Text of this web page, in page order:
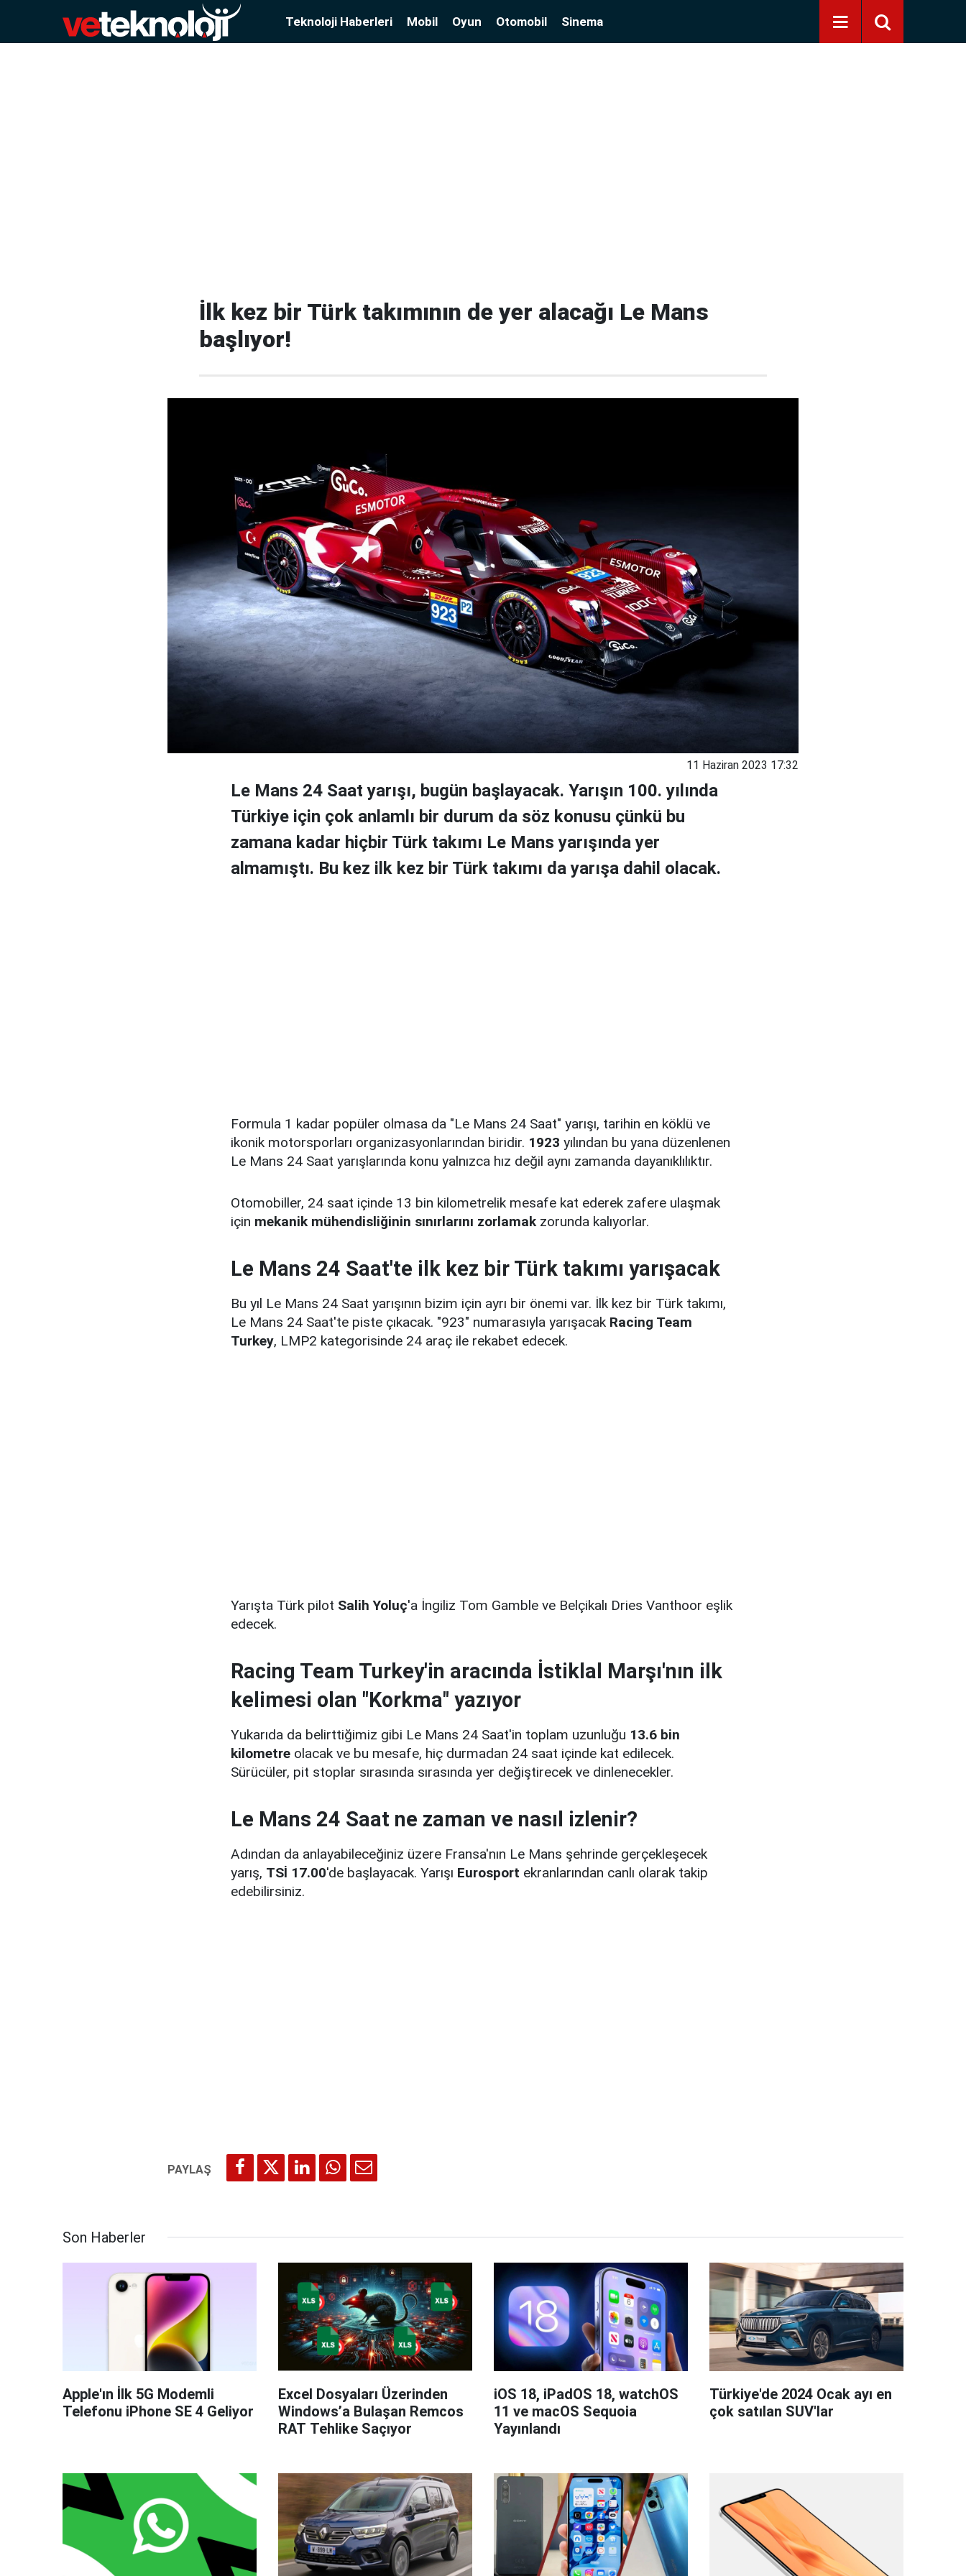
Teknoloji Haberleri Mobil Oyun Otomobil Sinema
İlk kez bir Türk takımının de yer alacağı Le Mans
başlıyor!
11 Haziran 2023 17:32
Le Mans 24 Saat yarışı, bugün başlayacak. Yarışın 100. yılında
Türkiye için çok anlamlı bir durum da söz konusu çünkü bu
zamana kadar hiçbir Türk takımı Le Mans yarışında yer
almamıştı. Bu kez ilk kez bir Türk takımı da yarışa dahil olacak.
Formula 1 kadar popüler olmasa da "Le Mans 24 Saat" yarışı, tarihin en köklü ve
ikonik motorsporları organizasyonlarından biridir. 1923 yılından bu yana düzenlenen
Le Mans 24 Saat yarışlarında konu yalnızca hız değil aynı zamanda dayanıklılıktır.
Otomobiller, 24 saat içinde 13 bin kilometrelik mesafe kat ederek zafere ulaşmak
için mekanik mühendisliğinin sınırlarını zorlamak zorunda kalıyorlar.
Le Mans 24 Saat'te ilk kez bir Türk takımı yarışacak
Bu yıl Le Mans 24 Saat yarışının bizim için ayrı bir önemi var. İlk kez bir Türk takımı,
Le Mans 24 Saat'te piste çıkacak. "923" numarasıyla yarışacak Racing Team
Turkey, LMP2 kategorisinde 24 araç ile rekabet edecek.
Yarışta Türk pilot Salih Yoluç'a İngiliz Tom Gamble ve Belçikalı Dries Vanthoor eşlik
edecek.
Racing Team Turkey'in aracında İstiklal Marşı'nın ilk
kelimesi olan "Korkma" yazıyor
Yukarıda da belirttiğimiz gibi Le Mans 24 Saat'in toplam uzunluğu 13.6 bin
kilometre olacak ve bu mesafe, hiç durmadan 24 saat içinde kat edilecek.
Sürücüler, pit stoplar sırasında sırasında yer değiştirecek ve dinlenecekler.
Le Mans 24 Saat ne zaman ve nasıl izlenir?
Adından da anlayabileceğiniz üzere Fransa'nın Le Mans şehrinde gerçekleşecek
yarış, TSİ 17.00'de başlayacak. Yarışı Eurosport ekranlarından canlı olarak takip
edebilirsiniz.
Son Haberler
Apple'ın İlk 5G Modemli
Telefonu iPhone SE 4 Geliyor
Excel Dosyaları Üzerinden
Windows’a Bulaşan Remcos
RAT Tehlike Saçıyor
iOS 18, iPadOS 18, watchOS
11 ve macOS Sequoia
Yayınlandı
Türkiye'de 2024 Ocak ayı en
çok satılan SUV'lar